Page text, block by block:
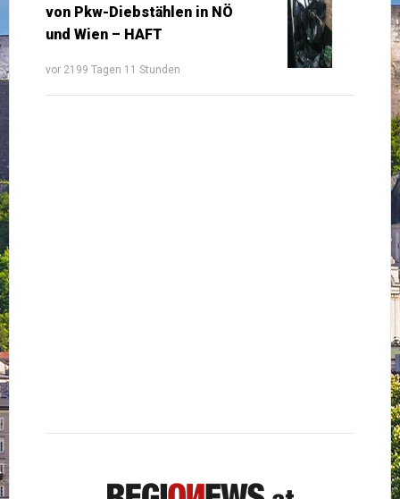
von Pkw-Diebstählen in NÖ
und Wien – HAFT
vor 2199 Tagen 11 Stunden